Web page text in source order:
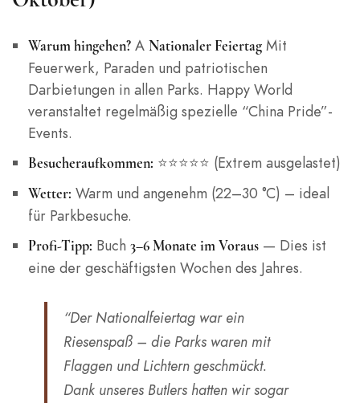
Warum hingehen?A Nationaler FeiertagMit
Feuerwerk, Paraden und patriotischen
Darbietungen in allen Parks. Happy World
veranstaltet regelmäßig spezielle “China Pride”-
Events.
Besucheraufkommen: ⭐⭐⭐⭐⭐ (Extrem ausgelastet)
Wetter: Warm und angenehm (22–30 °C) – ideal
für Parkbesuche.
Profi-Tipp: Buch 3–6 Monate im Voraus— Dies ist
eine der geschäftigsten Wochen des Jahres.
“Der Nationalfeiertag war ein
Riesenspaß – die Parks waren mit
Flaggen und Lichtern geschmückt.
Dank unseres Butlers hatten wir sogar